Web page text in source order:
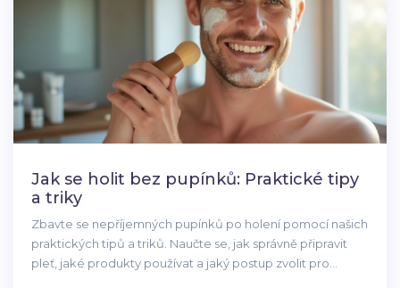
Jak se holit bez pupínků: Praktické tipy
a triky
Zbavte se nepříjemných pupínků po holení pomocí našich
praktických tipů a triků. Naučte se, jak správně připravit
pleť, jaké produkty používat a jaký postup zvolit pro